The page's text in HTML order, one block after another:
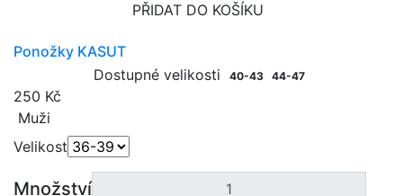
PŘIDAT DO KOŠÍKU
Ponožky KASUT
Dostupné velikosti
40-43 44-47
250 Kč
Muži
Velikost
Množství